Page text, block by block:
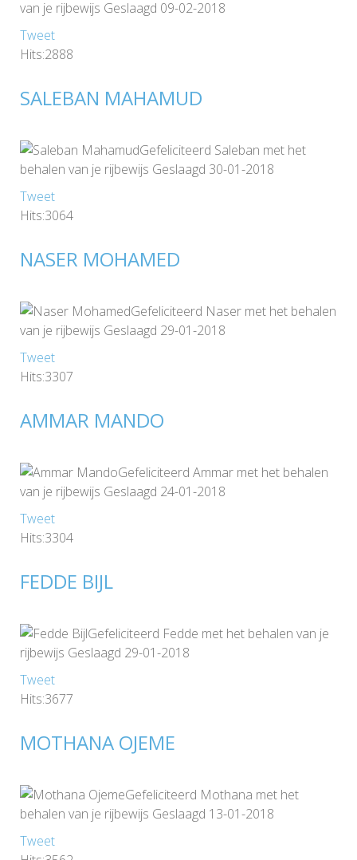
van je rijbewijs Geslaagd 09-02-2018
Tweet
Hits:2888
SALEBAN MAHAMUD
Gefeliciteerd Saleban met het
behalen van je rijbewijs Geslaagd 30-01-2018
Tweet
Hits:3064
NASER MOHAMED
Gefeliciteerd Naser met het behalen
van je rijbewijs Geslaagd 29-01-2018
Tweet
Hits:3307
AMMAR MANDO
Gefeliciteerd Ammar met het behalen
van je rijbewijs Geslaagd 24-01-2018
Tweet
Hits:3304
FEDDE BIJL
Gefeliciteerd Fedde met het behalen van je
rijbewijs Geslaagd 29-01-2018
Tweet
Hits:3677
MOTHANA OJEME
Gefeliciteerd Mothana met het
behalen van je rijbewijs Geslaagd 13-01-2018
Tweet